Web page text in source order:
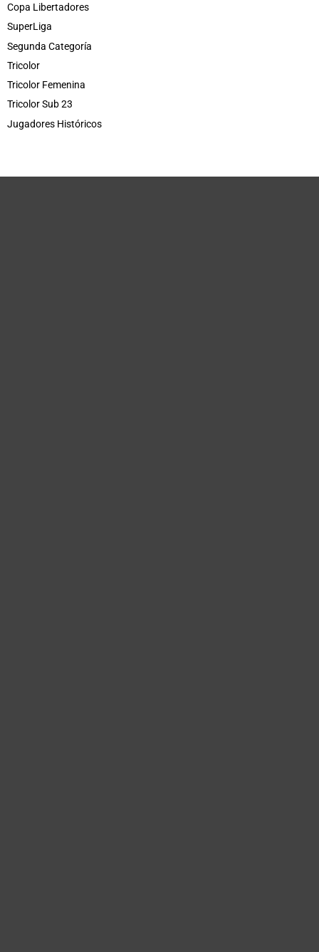
Copa Libertadores
SuperLiga
Segunda Categoría
Tricolor
Tricolor Femenina
Tricolor Sub 23
Jugadores Históricos